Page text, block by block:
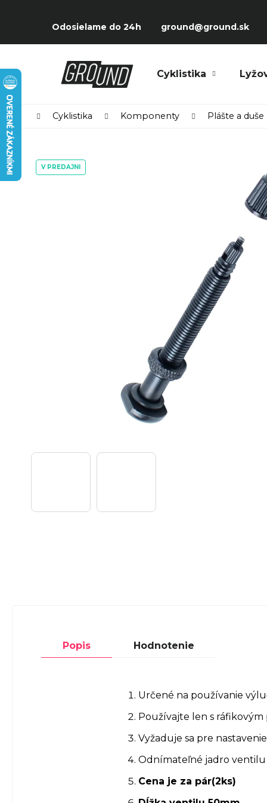
Odosielame do 24h ground@ground.sk
Cyklistika
DomovCyklistika Komponenty Plášte a
V PREDAJNI
Popis Hodnotenie
Určené na používanie
Používajte len s
Vyžaduje sa pre
Odnímateľné jadro
Cena je za pár(2ks)
š
í
k
Späť
do
obchodu
Späť
do
obchodu
Čo potrebujete nájsť?
TREK PROCALIBER 8 FURY RED